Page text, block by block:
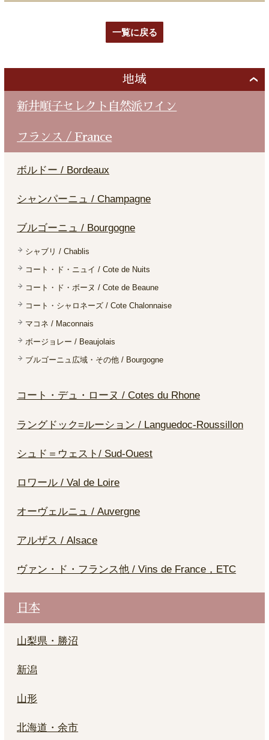
一覧に戻る
地域
新井順子セレクト自然派ワイン
フランス / France
ボルドー / Bordeaux
シャンパーニュ / Champagne
ブルゴーニュ / Bourgogne
シャブリ / Chablis
コート・ド・ニュイ / Cote de Nuits
コート・ド・ボーヌ / Cote de Beaune
コート・シャロネーズ / Cote Chalonnaise
マコネ / Maconnais
ボージョレー / Beaujolais
ブルゴーニュ広域・その他 / Bourgogne
コート・デュ・ローヌ / Cotes du Rhone
ラングドック=ルーション / Languedoc-Roussillon
シュド＝ウェスト/ Sud-Ouest
ロワール / Val de Loire
オーヴェルニュ / Auvergne
アルザス / Alsace
ヴァン・ド・フランス他 / Vins de France，ETC
日本
山梨県・勝沼
新潟
山形
北海道・余市